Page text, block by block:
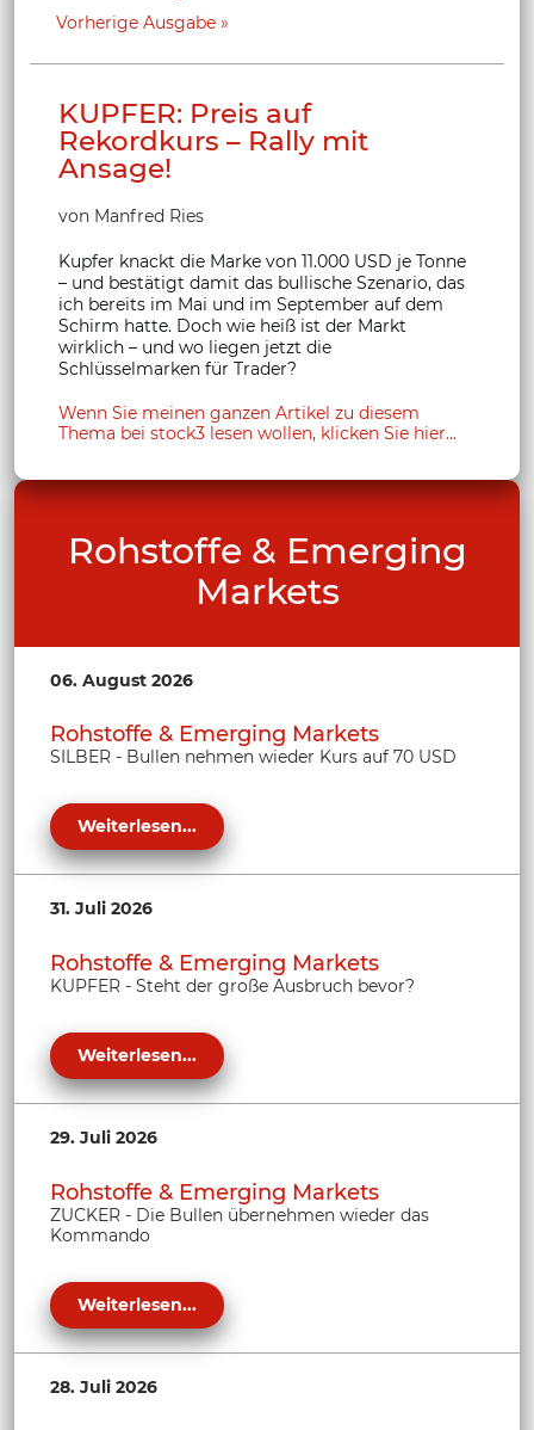
Vorherige Ausgabe
KUPFER: Preis auf
Rekordkurs – Rally mit
Ansage!
von Manfred Ries
Kupfer knackt die Marke von 11.000 USD je Tonne
– und bestätigt damit das bullische Szenario, das
ich bereits im Mai und im September auf dem
Schirm hatte. Doch wie heiß ist der Markt
wirklich – und wo liegen jetzt die
Schlüsselmarken für Trader?
Wenn Sie meinen ganzen Artikel zu diesem
Thema bei stock3 lesen wollen, klicken Sie hier...
Rohstoffe & Emerging
Markets
06. August 2026
Rohstoffe & Emerging Markets
SILBER - Bullen nehmen wieder Kurs auf 70 USD
Weiterlesen...
31. Juli 2026
Rohstoffe & Emerging Markets
KUPFER - Steht der große Ausbruch bevor?
Weiterlesen...
29. Juli 2026
Rohstoffe & Emerging Markets
ZUCKER - Die Bullen übernehmen wieder das
Kommando
Weiterlesen...
28. Juli 2026